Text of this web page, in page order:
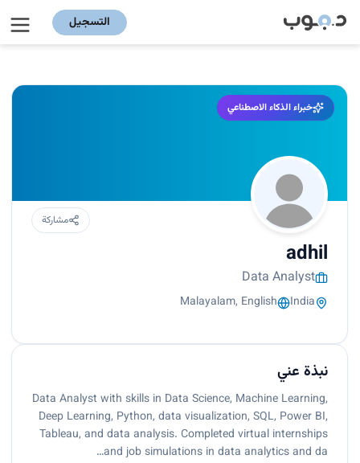
التسجيل
خبراء الذكاء الاصطناعي
مشاركة
adhil
Data Analyst
India
Malayalam, English
نبذة عني
Data Analyst with skills in Data Science, Machine Learning,
Deep Learning, Python, data visualization, SQL, Power BI,
Tableau, and data analysis. Completed virtual internships
and job simulations in data analytics and da…